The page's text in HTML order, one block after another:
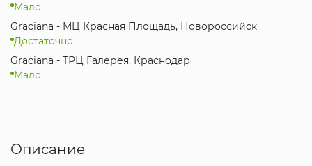
Мало
Graciana - МЦ Красная Площадь, Новороссийск
Достаточно
Graciana - ТРЦ Галерея, Краснодар
Мало
Описание